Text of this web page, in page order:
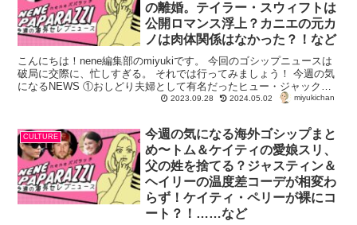
の離婚。テイラー・スウィフトは
公開ロマンス浮上？カニエの元カ
ノは肉体関係はなかった？！など
こんにちは！nene編集部のmiyukiです。 今回のゴシップニュースは
破局に交際に、忙しすぎる。 それでは行ってみましょう！ 今週の気
になるNEWS ①おしどり夫婦として有名だったヒュー・ジャックマ
2023.09.28 2024.05.02 miyukichan
CULTURE
今週の気になる海外ゴシップまと
め〜トム＆ケイティの愛娘スリ、
父の姓を捨てる？ジャスティン＆
ヘイリーの温度差コーデが相変わ
らず！ケイティ・ペリーが裸にコ
ート？！……など